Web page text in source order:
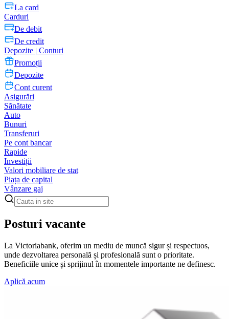
La card
Carduri
De debit
De credit
Depozite | Conturi
Promoții
Depozite
Cont curent
Asigurări
Sănătate
Auto
Bunuri
Transferuri
Pe cont bancar
Rapide
Investiții
Valori mobiliare de stat
Piața de capital
Vânzare gaj
Posturi vacante
La Victoriabank, oferim un mediu de muncă sigur și respectuos,
unde dezvoltarea personală și profesională sunt o prioritate.
Beneficiile unice și sprijinul în momentele importante ne definesc.
Aplică acum